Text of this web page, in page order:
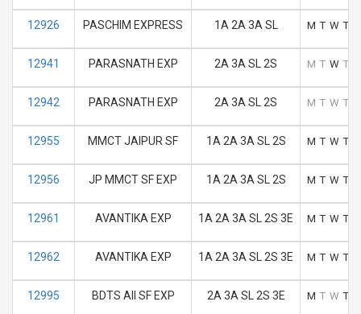
12926 PASCHIM EXPRESS 1A 2A 3A SL M T W T
12941 PARASNATH EXP 2A 3A SL 2S M T W T
12942 PARASNATH EXP 2A 3A SL 2S M T W T
12955 MMCT JAIPUR SF 1A 2A 3A SL 2S M T W T
12956 JP MMCT SF EXP 1A 2A 3A SL 2S M T W T
12961 AVANTIKA EXP 1A 2A 3A SL 2S 3E M T W T
12962 AVANTIKA EXP 1A 2A 3A SL 2S 3E M T W T
12995 BDTS AII SF EXP 2A 3A SL 2S 3E M T W T